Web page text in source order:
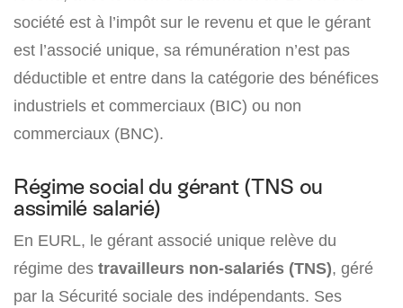
société est à l’impôt sur le revenu et que le gérant
est l’associé unique, sa rémunération n’est pas
déductible et entre dans la catégorie des bénéfices
industriels et commerciaux (BIC) ou non
commerciaux (BNC).
Régime social du gérant (TNS ou
assimilé salarié)
En EURL, le gérant associé unique relève du
régime des travailleurs non-salariés (TNS), géré
par la Sécurité sociale des indépendants. Ses